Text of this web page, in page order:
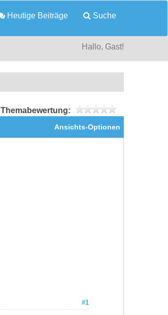
Heutige Beiträge Suche
Hallo, Gast!
Themabewertung:
Ansichts-Optionen
#1